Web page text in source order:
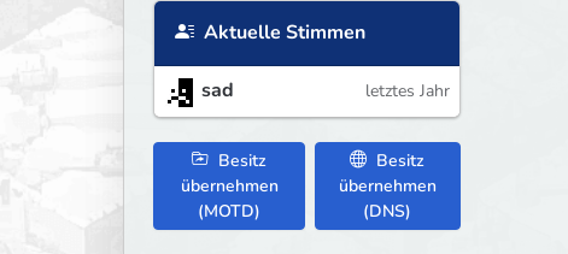
Aktuelle Stimmen
sad letztes Jahr
Besitz
übernehmen
(MOTD)
Besitz
übernehmen
(DNS)